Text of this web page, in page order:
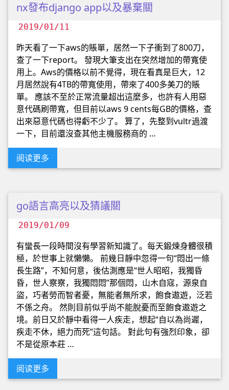
nx發布django app以及暴棄關
2019/01/11
昨天看了一下aws的賬單，居然一下子衝到了800刀，
查了一下report。 發現大筆支出在突然增加的帶寬使
用上。Aws的價格以前不覺得，現在看真是巨大，12
月居然說有4TB的帶寬使用，帶來了400多美刀的賬
單。 應該不至於正常流量超出這麼多，也許有人用惡
意代碼刷帶寬，但目前以aws 9 cents每GB的價格，查
出來惡意代碼也得虧不少了。 算了，先整到vultr過渡
一下，目前還沒查其他主機服務商的 …
阅读更多
go語言高亮以及猜議關
2019/01/09
有蠻長一段時間沒有學習新知識了。每天鍛煉身體很積
極，於世事上就懶懶。 前幾日靜中忽得一句“悶出一條
長生路”，不知何意，後估測應是“世人昭昭，我獨昏
昏，世人察察，我獨悶悶”那個悶，山木自寇，源泉自
盜，巧者勞而智者憂，無能者無所求，飽食遨遊，泛若
不係之舟。 然則目前似乎尚不能脫憂而至飽食遨遊之
境。前日又於靜中看得一人疾走，想起“自以為尚遲，
疾走不休，絕力而死”這句話。 對此句有強烈印象，卻
不是從原本莊 …
阅读更多